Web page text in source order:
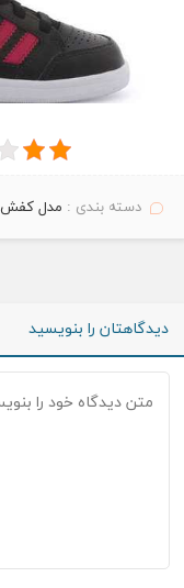
دسته بندی : مدل کفش
دیدگاهتان را بنویسید